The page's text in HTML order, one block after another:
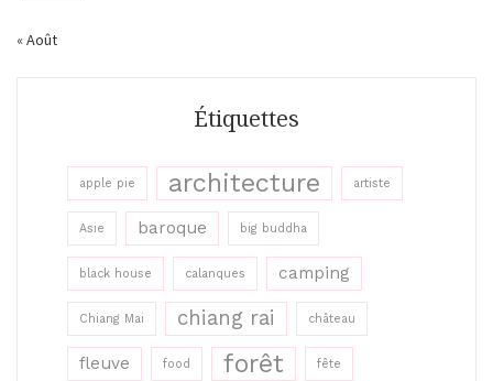
« Août
Étiquettes
apple pie architecture artiste
Asie baroque big buddha
black house calanques camping
Chiang Mai chiang rai château
fleuve food forêt fête